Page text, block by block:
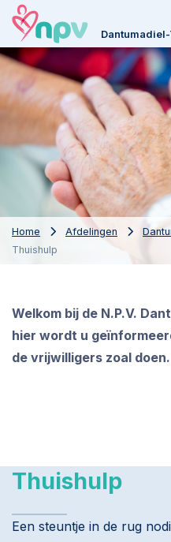
Home Afdelingen
Thuishulp
Welkom bij de N.P.V.
hier wordt u
de vrijwilligers zoal doen.
Thuishulp
Een steuntje in de rug